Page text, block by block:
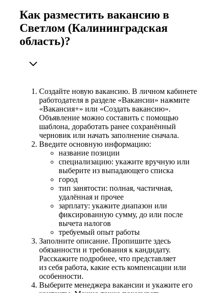
Как разместить вакансию в
Светлом (Калининградская
область)?
Создайте новую вакансию. В личном кабинете
работодателя в разделе «Вакансии» нажмите
«Вакансия+» или «Создать вакансию».
Объявление можно составить с помощью
шаблона, доработать ранее сохранённый
черновик или начать заполнение сначала.
Введите основную информацию:
название позиции
специализацию: укажите вручную или
выберите из выпадающего списка
город
тип занятости: полная, частичная,
удалённая и прочее
зарплату: укажите диапазон или
фиксированную сумму, до или после
вычета налогов
требуемый опыт работы
Заполните описание. Пропишите здесь
обязанности и требования к кандидату.
Расскажите подробнее, что представляет
из себя работа, какие есть компенсации или
особенности.
Выберите менеджера вакансии и укажите его